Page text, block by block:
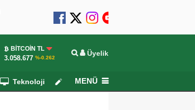
BITCOIN TL
3.058.677 %-0.262 Üyelik
Teknoloji Köşe Yazarları
MENÜ